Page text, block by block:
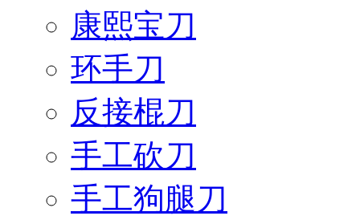
康熙宝刀
环手刀
反接棍刀
手工砍刀
手工狗腿刀